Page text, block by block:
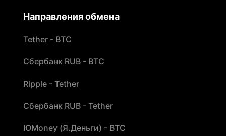
Направления обмена
Tether - BTC
Сбербанк RUB - BTC
Ripple - Tether
Сбербанк RUB - Tether
ЮMoney (Я.Деньги) - BTC